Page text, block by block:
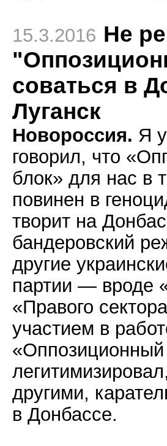
15.3.2016 Не
соваться в
Луганск
Новороссия. Я
говорил, что
блок» для нас в
повинен в
творит на
бандеровский
другие
партии — вроде
«Правого
участием в
«Оппозиционный
другими,
в Донбассе.